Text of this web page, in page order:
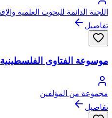
اللجنة الدائمة للبحوث العلمية
تفاصيل
موسوعة الفتاوى الفلسطينية
مجموعة من المؤلفين
تفاصيل